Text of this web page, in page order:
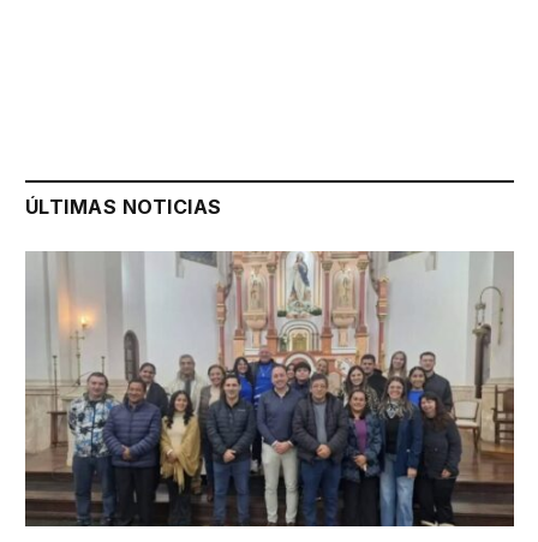
ÚLTIMAS NOTICIAS